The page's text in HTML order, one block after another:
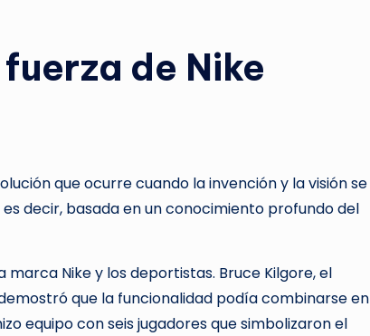
de Nike
que ocurre cuando la invención y la visión se
decir, basada en un conocimiento profundo del
Nike y los deportistas. Bruce Kilgore, el
que la funcionalidad podía combinarse en
equipo con seis jugadores que simbolizaron el